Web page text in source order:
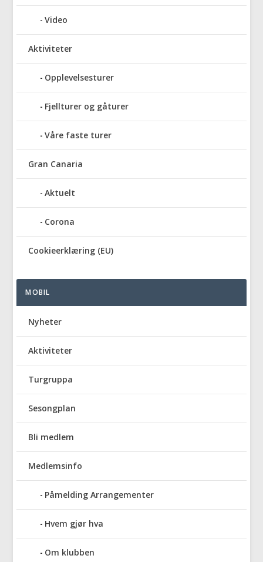
Video
Aktiviteter
Opplevelsesturer
Fjellturer og gåturer
Våre faste turer
Gran Canaria
Aktuelt
Corona
Cookieerklæring (EU)
MOBIL
Nyheter
Aktiviteter
Turgruppa
Sesongplan
Bli medlem
Medlemsinfo
Påmelding Arrangementer
Hvem gjør hva
Om klubben